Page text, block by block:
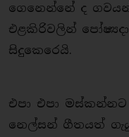
ගෙනෙන්නේ ද
එළකිරිවලින්
සිදුකෙරෙයි.
එපා එපා
නෙල්සන් ගීතයත්